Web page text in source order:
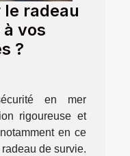
radeau
vos
?
en mer
rigoureuse et
en ce
de survie.